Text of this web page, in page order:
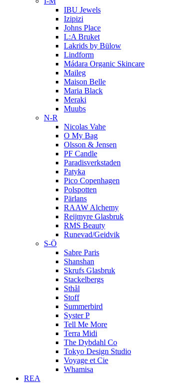
IBU Jewels
Izipizi
Johns Place
L:A Bruket
Lakrids by Bülow
Lindform
Mádara Organic Skincare
Maileg
Maison Belle
Maria Black
Meraki
Muubs
N-R
Nicolas Vahe
O My Bag
Olsson & Jensen
PF Candle
Paradisverkstaden
Patyka
Pico Copenhagen
Polspotten
Pärlans
RAAW Alchemy
Reijmyre Glasbruk
RMS Beauty
Runevad/Geidvik
S-Ö
Sabre Paris
Shanshan
Skrufs Glasbruk
Stackelbergs
Sthål
Stoff
Summerbird
Syster P
Tell Me More
Terra Midi
The Dybdahl Co
Tokyo Design Studio
Voyage et Cie
Whamisa
REA